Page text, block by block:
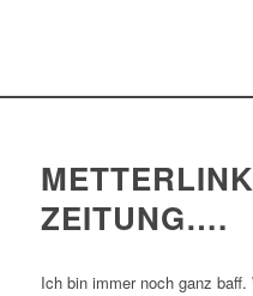
ZEITUNG….
Ich bin immer noch ganz